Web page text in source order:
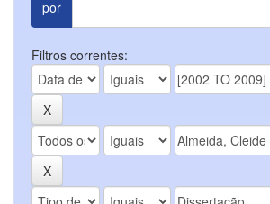
por
Filtros correntes: